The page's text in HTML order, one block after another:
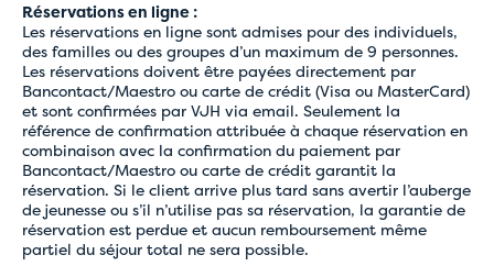
Réservations en ligne :
Les réservations en ligne sont admises pour des individuels,
des familles ou des groupes d’un maximum de 9 personnes.
Les réservations doivent être payées directement par
Bancontact/Maestro ou carte de crédit (Visa ou MasterCard)
et sont confirmées par VJH via email. Seulement la
référence de confirmation attribuée à chaque réservation en
combinaison avec la confirmation du paiement par
Bancontact/Maestro ou carte de crédit garantit la
réservation. Si le client arrive plus tard sans avertir l’auberge
de jeunesse ou s’il n’utilise pas sa réservation, la garantie de
réservation est perdue et aucun remboursement même
partiel du séjour total ne sera possible.